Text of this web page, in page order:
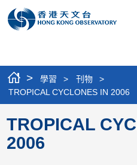
> 學習 > 刊物
>
TROPICAL CYCLONES IN 2006
TROPICAL
2006